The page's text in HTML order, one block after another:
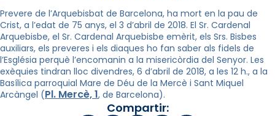
Prevere de l’Arquebisbat de Barcelona, ha mort en la pau de
Crist, a l’edat de 75 anys, el 3 d’abril de 2018. El Sr. Cardenal
Arquebisbe, el Sr. Cardenal Arquebisbe emèrit, els Srs. Bisbes
auxiliars, els preveres i els diaques ho fan saber als fidels de
l’Església perquè l’encomanin a la misericòrdia del Senyor. Les
exèquies tindran lloc divendres, 6 d’abril de 2018, a les 12 h., a la
Basílica parroquial Mare de Déu de la Mercè i Sant Miquel
Arcàngel (Pl. Mercè, 1, de Barcelona).
Compartir: